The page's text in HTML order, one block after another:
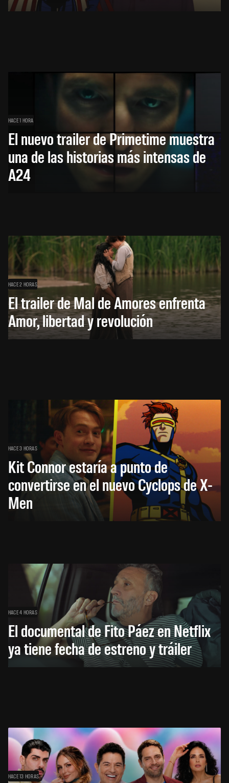
HACE 1 HORA
El nuevo trailer de Primetime muestra
una de las historias más intensas de
A24
HACE 2 HORAS
El trailer de Mal de Amores enfrenta
Amor, libertad y revolución
HACE 3 HORAS
Kit Connor estaría a punto de
convertirse en el nuevo Cyclops de X-
Men
HACE 4 HORAS
El documental de Fito Páez en Netflix
ya tiene fecha de estreno y tráiler
HACE 13 HORAS